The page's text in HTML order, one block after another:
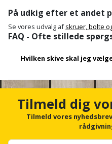
Terrasseopklodsning
Tråd
byggeri
Træ
Vinduer
WinWin
snor
Renseservietter
wipes
Sækkelukker
Saks
og
geringssav
Kerneboremaskine
Klammepistol
Klippeværktøj
fritid
Jul
Kaffe
Klæbesøm
Køkkenudstyr
På udkig efter et andet
Se vores udvalg afskruer, bolte
FAQ - Ofte stillede
Hvilken skive skal jeg
tunge konstruktioner
stjerneskiver er gode mod
Tilmeld dig
Tilmeld vores